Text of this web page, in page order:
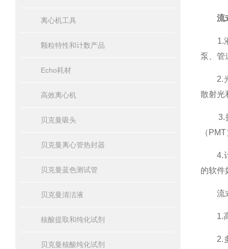
离心机工具
颗粒特性和计数产品
Echo耗材
高效离心机
贝克曼吸头
贝克曼离心管热封器
贝克曼蓝色测试管
贝克曼清洁液
核酸提取和纯化试剂
贝克曼核酸纯化试剂
流
1.液
泵、管
2.光
散射光
3.探
（
4.计
的软件
流式
1.高
2.多